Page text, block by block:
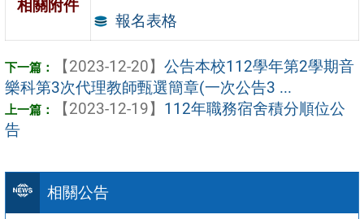
相關公告
相關附件
報名表格
【2023-12-20】 公告本校112學年第2學期音
樂科第3次代理教師甄選簡章(一次公告3 ...
【2023-12-19】 112年職務宿舍積分順位公
告